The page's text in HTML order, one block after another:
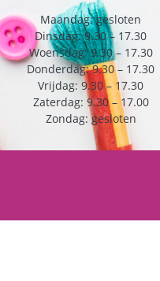
Maandag: gesloten
Dinsdag: 9.30 – 17.30
Woensdag: 9.30 – 17.30
Donderdag: 9.30 – 17.30
Vrijdag: 9.30 – 17.30
Zaterdag: 9.30 – 17.00
Zondag: gesloten